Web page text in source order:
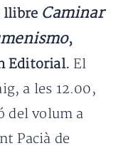
llibre Caminar
,
Editorial. El
a les 12.00,
del volum a
Pacià de